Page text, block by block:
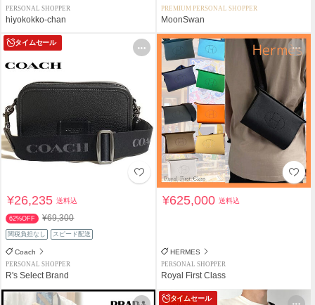
PERSONAL SHOPPER
hiyokokko-chan
PREMIUM PERSONAL SHOPPER
MoonSwan
タイムセール
¥26,235送料込
62%OFF ¥69,300
関税負担なし スピード配送
Coach
PERSONAL SHOPPER
R's Select Brand
¥625,000送料込
HERMES
PERSONAL SHOPPER
Royal First Class
タイムセール